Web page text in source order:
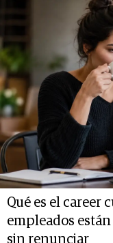
Qué es el career
empleados
sin renunciar